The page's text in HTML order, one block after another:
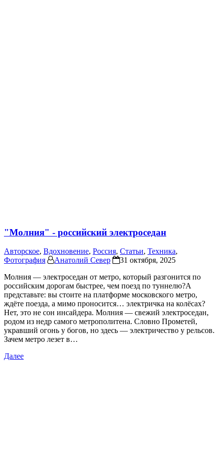
"Молния" - российский электроседан
Авторское, Вдохновение, Россия, Статьи, Техника,
Фотография
Анатолий Север
31 октября, 2025
Молния — электроседан от метро, который разгонится по
российским дорогам быстрее, чем поезд по туннелю?А
представьте: вы стоите на платформе московского метро,
ждёте поезда, а мимо проносится… электричка на колёсах?
Нет, это не сон инсайдера. Молния — свежий электроседан,
родом из недр самого метрополитена. Словно Прометей,
укравший огонь у богов, но здесь — электричество у рельсов.
Зачем метро лезет в…
Далее